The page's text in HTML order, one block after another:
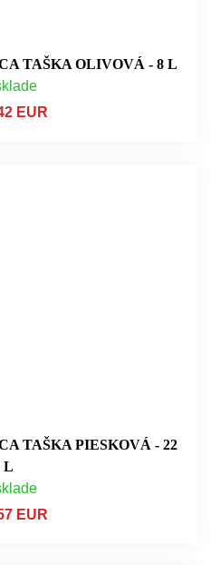
TAŠKA OLIVOVÁ - 8 L
EUR
TAŠKA PIESKOVÁ - 22
L
EUR